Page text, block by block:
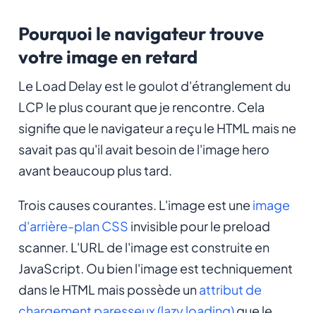
Pourquoi le navigateur trouve
votre image en retard
Le Load Delay est le goulot d'étranglement du
LCP le plus courant que je rencontre. Cela
signifie que le navigateur a reçu le HTML mais ne
savait pas qu'il avait besoin de l'image hero
avant beaucoup plus tard.
Trois causes courantes. L'image est une image
d'arrière-plan CSS invisible pour le preload
scanner. L'URL de l'image est construite en
JavaScript. Ou bien l'image est techniquement
dans le HTML mais possède unattribut de